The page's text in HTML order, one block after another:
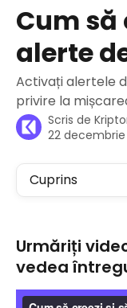
Cum
alerte
Activați alertele
privire la
Scris de
22 decembrie
Cuprins
Urmăriți
vedea